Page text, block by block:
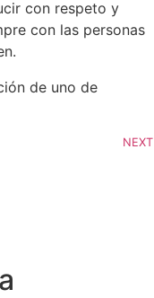
con respeto y
con las personas
NEXT